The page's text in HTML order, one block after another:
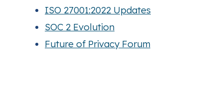
ISO 27001:2022 Updates
SOC 2 Evolution
Future of Privacy Forum